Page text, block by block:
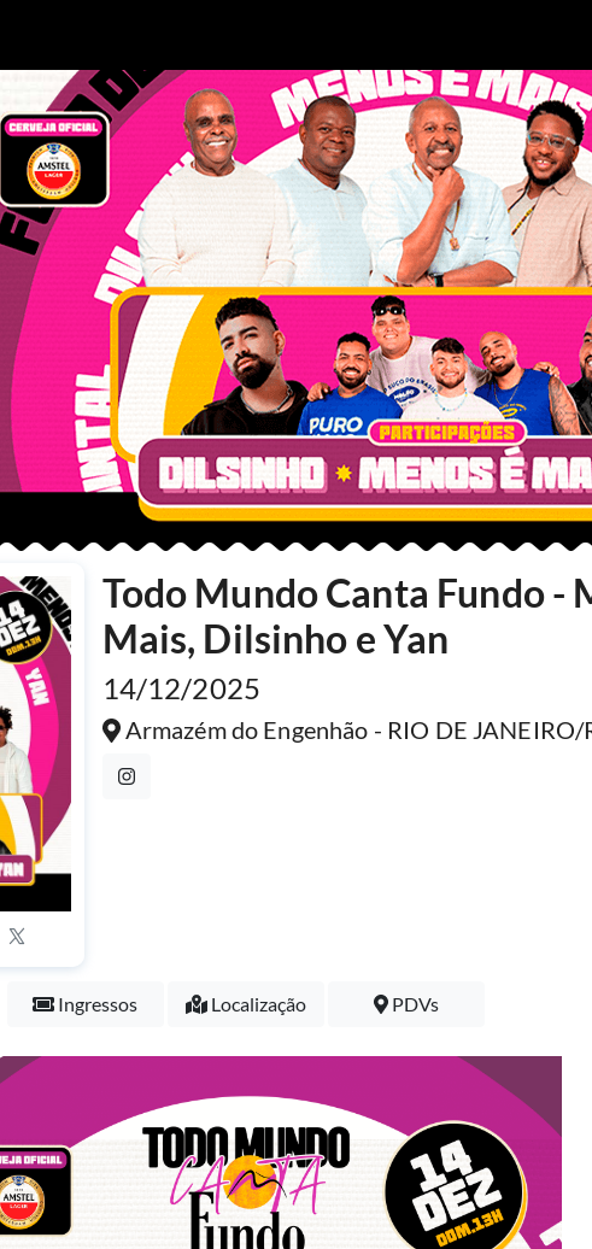
Todo Mundo Canta Fundo -
Mais, Dilsinho e Yan
14/12/2025
Armazém do Engenhão - RIO DE JANEIRO/
Ingressos Localização PDVs